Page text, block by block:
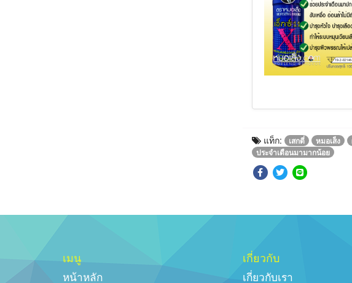
แท็ก: เสกตี่ หมอเส็ง
ประจำเดือนมามากน้อย
เมนู
หน้าหลัก
เกี่ยวกับ
เกี่ยวกับเรา